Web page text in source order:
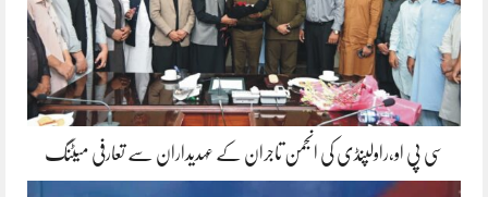
سی پی او،راولپنڈی کی انجمن تاجران کے عہدیداران سے تعارفی میٹنگ